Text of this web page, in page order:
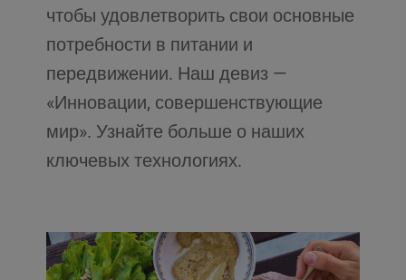
чтобы удовлетворить свои основные
потребности в питании и
передвижении. Наш девиз —
«Инновации, совершенствующие
мир». Узнайте больше о наших
ключевых технологиях.